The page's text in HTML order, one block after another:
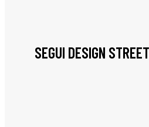
SEGUI DESIGN